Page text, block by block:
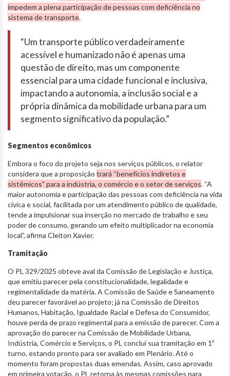
impedem a plena participação de pessoas com deficiência no
sistema de transporte.
“Um transporte público verdadeiramente
acessível e humanizado não é apenas uma
questão de direito, mas um componente
essencial para uma cidade funcional e inclusiva,
impactando a autonomia, a inclusão social e a
própria dinâmica da mobilidade urbana para um
segmento significativo da população.”
Segmentos econômicos
Embora o foco do projeto seja nos serviços públicos, o relator
considera que a proposição trará “benefícios indiretos e
sistêmicos" para a indústria, o comércio e o setor de serviços. “A
maior autonomia e participação das pessoas com deficiência na vida
cívica e social, facilitada por um atendimento público de qualidade,
tende a impulsionar sua inserção no mercado de trabalho e seu
poder de consumo, gerando um efeito multiplicador na economia
local”, afirma Cleiton Xavier.
Tramitação
O PL 329/2025 obteve aval da Comissão de Legislação e Justiça,
que emitiu parecer pela constitucionalidade, legalidade e
regimentalidade da matéria. A Comissão de Saúde e Saneamento
deu parecer favorável ao projeto; já na Comissão de Direitos
Humanos, Habitação, Igualdade Racial e Defesa do Consumidor,
houve perda de prazo regimental para a emissão de parecer. Com a
aprovação do parecer na Comissão de Mobilidade Urbana,
Indústria, Comércio e Serviços, o PL conclui sua tramitação em 1º
turno, estando pronto para ser avaliado em Plenário. Até o
momento foram propostas duas emendas. Assim, caso aprovado
em primeira votação, o PL retorna às mesmas comissões para